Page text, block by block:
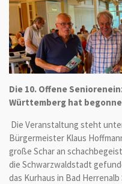
Die 10. Offene
Württemberg hat
Die Veranstaltung steht
Bürgermeister Klaus
große Schar an
die Schwarzwaldstadt
das Kurhaus in Bad